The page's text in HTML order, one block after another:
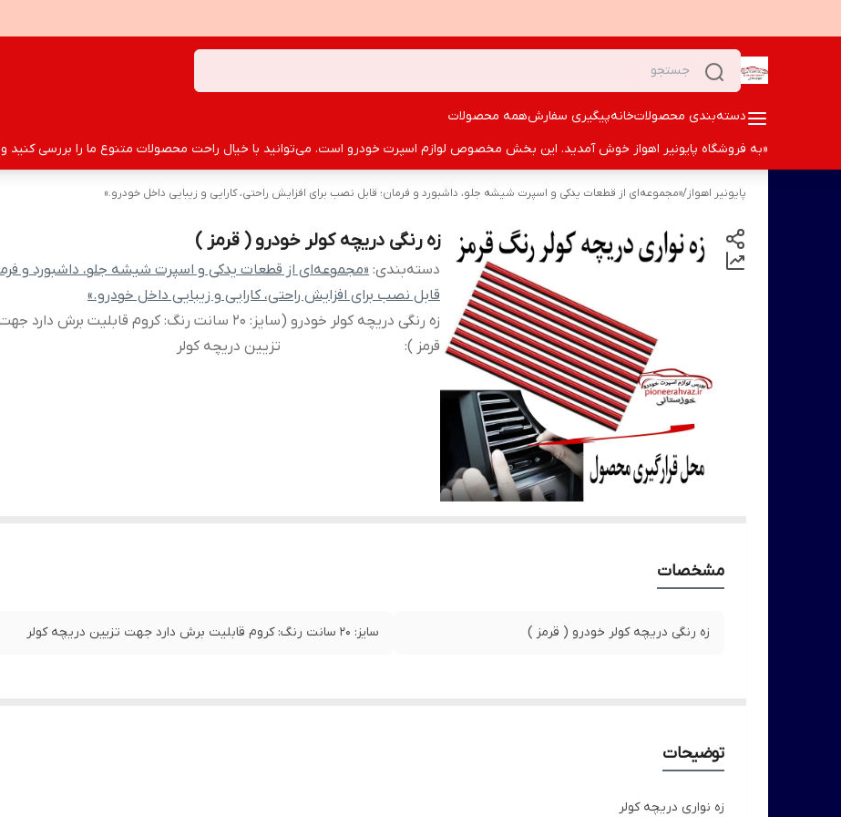
دسته‌بندی محصولاتخانهپیگیری سفارشهمه محصولات
«به فروشگاه پایونیر اهواز خوش آمدید. این بخش مخصوص لوازم اسپرت خودرو است. می‌توانید با خیال راحت محصولات متنوع ما را بررسی کنید
پایونیر اهواز/«مجموعه‌ای از قطعات یدکی و اسپرت شیشه جلو، داشبورد و فرمان؛ قابل نصب برای افزایش راحتی، کارایی و زیبایی داخل خودرو.»
زه رنگی دریچه کولر خودرو ( قرمز )
دسته‌بندی: «مجموعه‌ای از قطعات یدکی و اسپرت شیشه جلو، داشبورد و
قابل نصب برای افزایش راحتی، کارایی و زیبایی داخل خودرو.»
زه رنگی دریچه کولر خودرو (
قرمز ):
سایز: 20 سانت رنگ: کروم قابلیت برش دارد
تزیین دریچه کولر
مشخصات
زه رنگی دریچه کولر خودرو ( قرمز ) سایز: 20 سانت رنگ: کروم قابلیت برش دارد جهت تزیین دریچه کولر
توضیحات
زه نواری دریچه کولر